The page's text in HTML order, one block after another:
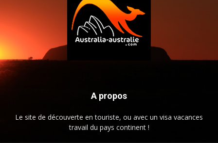
A propos
Le site de découverte en touriste, ou avec un visa vacances
travail du pays continent !